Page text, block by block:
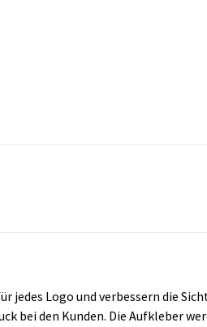
jedes Logo und verbessern die
bei den Kunden. Die Aufkleber